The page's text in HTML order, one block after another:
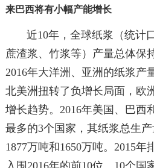
来巴西将有小幅产能增长
近10年，全球纸浆（统计
蔗渣浆、竹浆等）产量总体保
2016年大洋洲、亚洲的纸浆产
北美洲扭转了负增长局面，欧
增长趋势。2016年美国、巴西
最多的3个国家，其纸浆总生产
1877万吨和1650万吨。2015年
入围2016年的前10位。10个国